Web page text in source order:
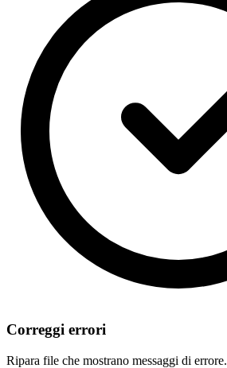
Correggi errori
Ripara file che mostrano messaggi di errore.